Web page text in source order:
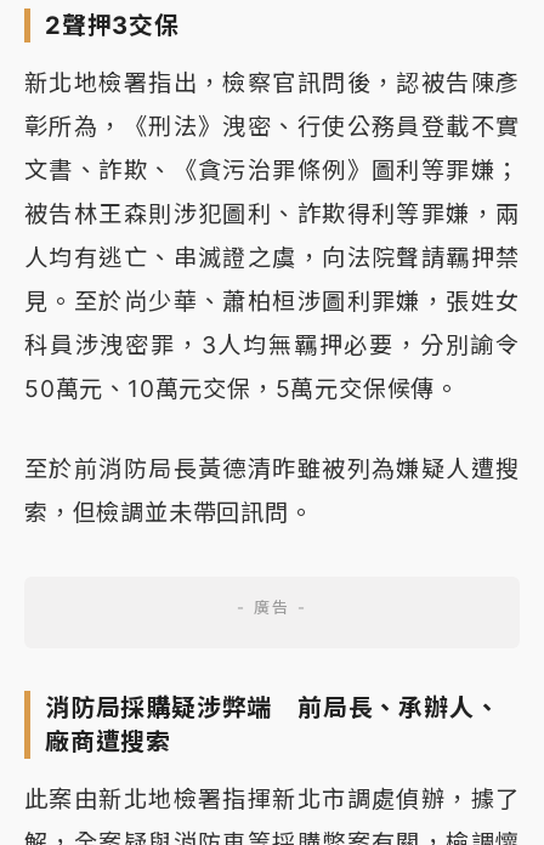
2聲押3交保
新北地檢署指出，檢察官訊問後，認被告陳彥
彰所為，《刑法》洩密、行使公務員登載不實
文書、詐欺、《貪污治罪條例》圖利等罪嫌；
被告林王森則涉犯圖利、詐欺得利等罪嫌，兩
人均有逃亡、串滅證之虞，向法院聲請羈押禁
見。至於尚少華、蕭柏桓涉圖利罪嫌，張姓女
科員涉洩密罪，3人均無羈押必要，分別諭令
50萬元、10萬元交保，5萬元交保候傳。
至於前消防局長黃德清昨雖被列為嫌疑人遭搜
索，但檢調並未帶回訊問。
消防局採購疑涉弊端 前局長、承辦人、
廠商遭搜索
此案由新北地檢署指揮新北市調處偵辦，據了